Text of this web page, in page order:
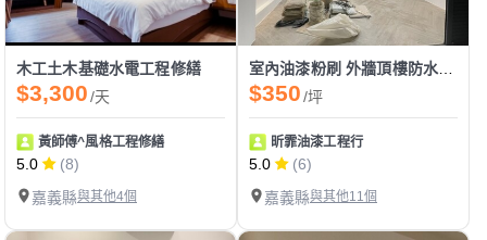
木工土木基礎水電工程修繕
$3,300/天
黃師傅^風格工程修繕
5.0
(8)
嘉義縣與其他4個
室內油漆粉刷 外牆頂樓防水施作
$350/坪
昕霏油漆工程行
5.0
(6)
嘉義縣與其他11個